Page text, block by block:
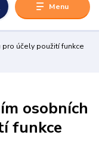
Menu
účely použití funkce
osobních
funkce